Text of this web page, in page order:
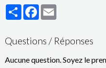
maîtriser l’incendie.
PartagerFacebook
Questions / Réponses
Aucune question. Soyez le